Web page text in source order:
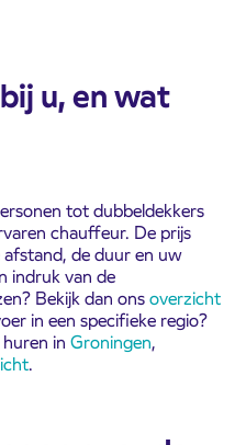
u, en wat
tot dubbeldekkers
chauffeur. De prijs
de duur en uw
indruk van de
Bekijk dan onsoverzicht
in een specifieke regio?
huren in Groningen,
.